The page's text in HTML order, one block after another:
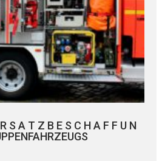
S A T Z B E S C H A F F U N